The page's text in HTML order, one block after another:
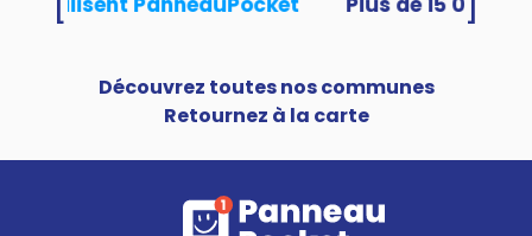
Découvrez toutes nos communes
Retournez à la carte